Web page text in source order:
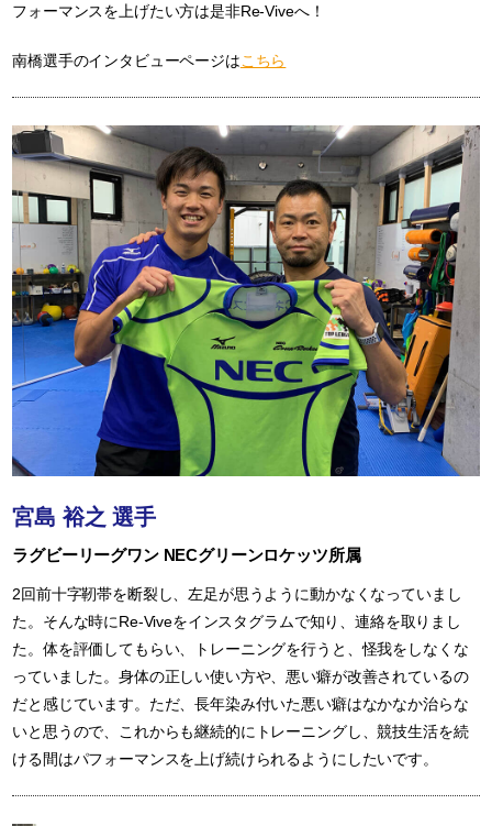
フォーマンスを上げたい方は是非Re-Viveへ！
南橋選手のインタビューページはこちら
宮島 裕之 選手
ラグビーリーグワン NECグリーンロケッツ所属
2回前十字靭帯を断裂し、左足が思うように動かなくなっていまし
た。そんな時にRe-Viveをインスタグラムで知り、連絡を取りまし
た。体を評価してもらい、トレーニングを行うと、怪我をしなくな
っていました。身体の正しい使い方や、悪い癖が改善されているの
だと感じています。ただ、長年染み付いた悪い癖はなかなか治らな
いと思うので、これからも継続的にトレーニングし、競技生活を続
ける間はパフォーマンスを上げ続けられるようにしたいです。